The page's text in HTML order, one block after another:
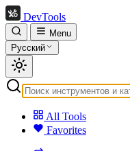
DevTools
Menu
Русский
All Tools
Favorites